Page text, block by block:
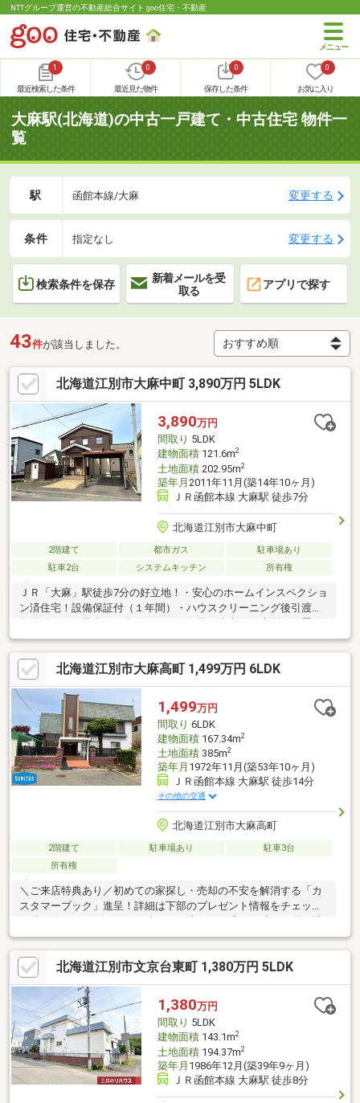
NTTグループ運営の不動産総合サイト goo住宅・不動産
1
最近検索した条件
0
最近見た物件
0
保存した条件
0
お気に入り
大麻駅(北海道)の中古一戸建て・中古住宅 物件一
覧
駅 函館本線/大麻 変更する
条件 指定なし 変更する
検索条件を保存
新着メールを受
取る
アプリで探す
43件が該当しました。
北海道江別市大麻中町 3,890万円 5LDK
3,890万円
間取り 5LDK
建物面積121.6m2
土地面積202.95m2
築年月 2011年11月(築14年10ヶ月)
ＪＲ函館本線 大麻駅 徒歩7分
北海道江別市大麻中町
2階建て 都市ガス
駐車場あり
駐車2台
システムキッチン 所有権
ＪＲ「大麻」駅徒歩7分の好立地！・安心のホームインスペクショ
ン済住宅！設備保証付（１年間）・ハウスクリーニング後引渡し
あり屋外の収納スペースもゆったり確保されています。・南西・
南東角地の為日当り良好です！・都市ガスエコジョーズセントラ
ルの為経済的です。※Ｒ６年８月末交換済み・火の心配が少ない
ＩＨクッキングヒーター北欧でうまれ日本で育った家「スウェー
デンハウス」の高断熱・高気密・高耐久住宅！「スウェーデンハ
ウス」の木製サッシ３層ガラス窓で暖かく過ごしやすい住宅で
す。
北海道江別市大麻高町 1,499万円 6LDK
1,499万円
間取り 6LDK
建物面積167.34m2
土地面積385m2
築年月 1972年11月(築53年10ヶ月)
ＪＲ函館本線 大麻駅 徒歩14分
その他の交通
北海道江別市大麻高町
2階建て 駐車場あり
駐車3台
所有権
＼ご来店特典あり／初めての家探し・売却の不安を解消する「カ
スタマーブック」進呈！詳細は下部のプレゼント情報をチェック
み、ガーデニングにおススメです。●キッチン・トイレ・浴室・
洗面化粧台が各2か所あり、二世帯の方や大家族の方におススメで
す。●近隣には商業施設が揃っており、住環境良好。●閑静な住宅
街で近隣にも公園があり、お子様がいらっしゃるご家庭におすす
めです。●駐車スペースはカーポート1台＋車庫2台（縦列）の計3
台分あります。 雨や雪から車を守り、冬場の除雪の手間が省け
ます。●玄関は吹き抜けで開放的な空間です。
北海道江別市文京台東町 1,380万円 5LDK
1,380万円
間取り 5LDK
建物面積143.1m2
土地面積194.37m2
築年月 1986年12月(築39年9ヶ月)
ＪＲ函館本線 大麻駅 徒歩8分